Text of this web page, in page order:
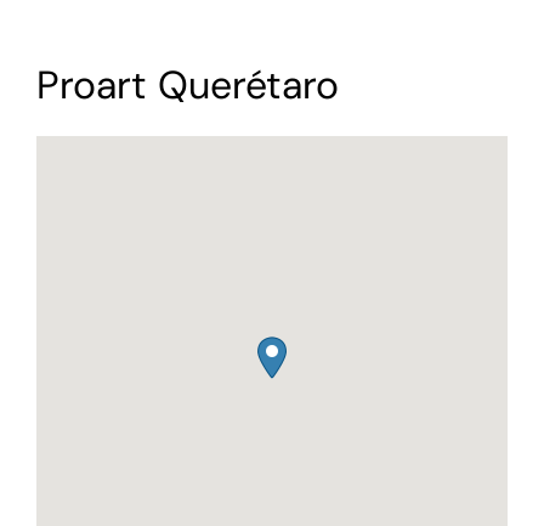
Teatro
Deportes
Eventos en todo México
Proart Querétaro